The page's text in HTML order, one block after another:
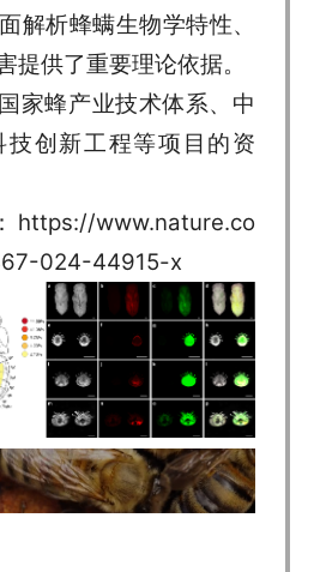
解析蜂螨生物学特性、
提供了重要理论依据。
家蜂产业技术体系、中
技创新工程等项目的资
https://www.nature.co
024-44915-x